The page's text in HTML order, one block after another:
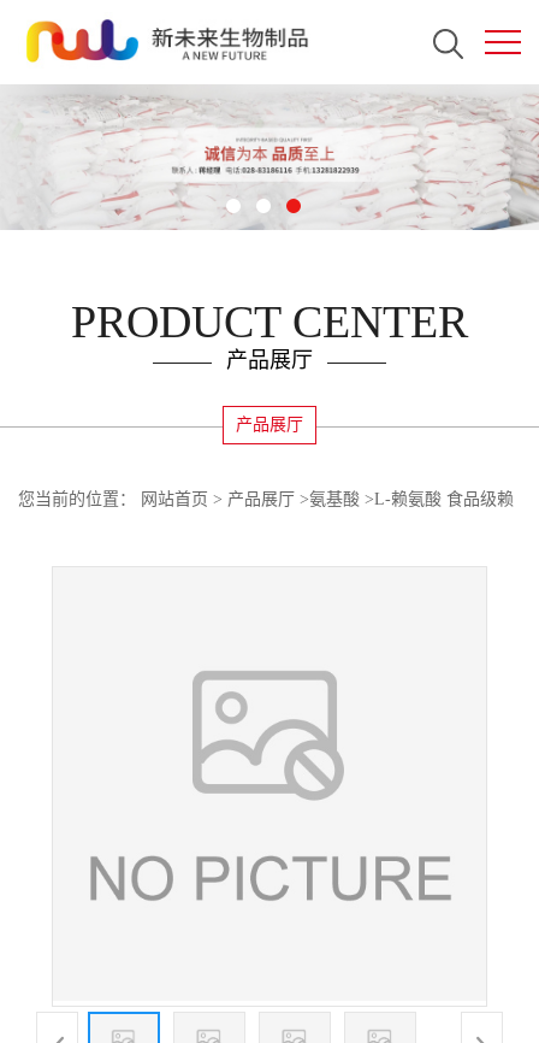
PRODUCT CENTER
产品展厅
产品展厅
您当前的位置： 网站首页 > 产品展厅 >氨基酸 >L-赖氨酸 食品级赖